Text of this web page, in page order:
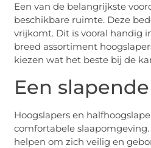
Een van de belangrijkste
beschikbare ruimte. Deze
vrijkomt. Dit is vooral handig
breed assortiment
kiezen wat het beste bij de
Een
Hoogslapers en
comfortabele
helpen om zich veilig en